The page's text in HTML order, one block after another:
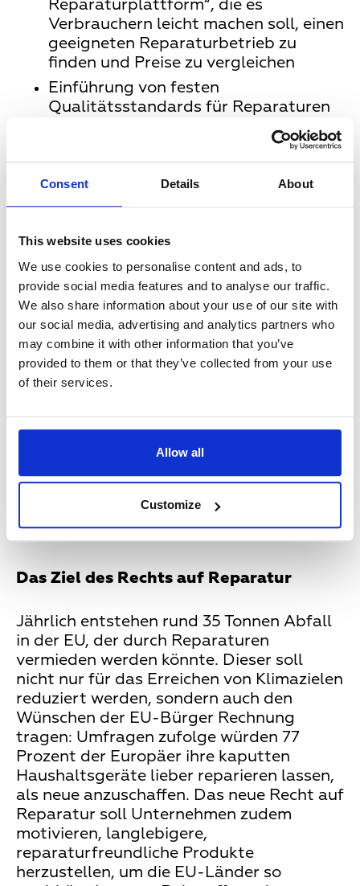
Consent Details About
This website uses cookies
We use cookies to personalise content and ads, to
provide social media features and to analyse our traffic.
We also share information about your use of our site with
our social media, advertising and analytics partners who
may combine it with other information that you’ve
provided to them or that they’ve collected from your use
of their services.
Allow all
Customize
Reparaturplattform“, die es
Verbrauchern leicht machen soll, einen
geeigneten Reparaturbetrieb zu
finden und Preise zu vergleichen
Einführung von festen
Qualitätsstandards für Reparaturen
und zuverlässigen Qualitätssiegeln
Anleitungen oder Diagnosetools soll
künftig für alle Marktteilnehmer
nicht mehr abgelehnt werden, wenn
diese bereits außerhalb des
autorisierten Händlernetzes repariert
wurden
Mehr Transparenz und
Vergleichbarkeit durch ein „Formular
Reparaturbetriebe sollen
Verbrauchern künftig detaillierte
Informationen zu
Reparaturdauer maximal 14 Tage
Das Ziel des Rechts auf Reparatur
Jährlich entstehen rund 35 Tonnen Abfall
in der EU, der durch Reparaturen
vermieden werden könnte. Dieser soll
nicht nur für das Erreichen von Klimazielen
reduziert werden, sondern auch den
Wünschen der EU-Bürger Rechnung
tragen: Umfragen zufolge würden 77
Prozent der Europäer ihre kaputten
Haushaltsgeräte lieber reparieren lassen,
als neue anzuschaffen. Das neue Recht auf
Reparatur soll Unternehmen zudem
motivieren, langlebigere,
reparaturfreundliche Produkte
herzustellen, um die EU-Länder so